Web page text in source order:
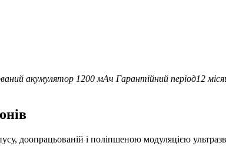
акумулятор 1200 мАч Гарантійний період12
доопрацьованій і поліпшеною модуляцією